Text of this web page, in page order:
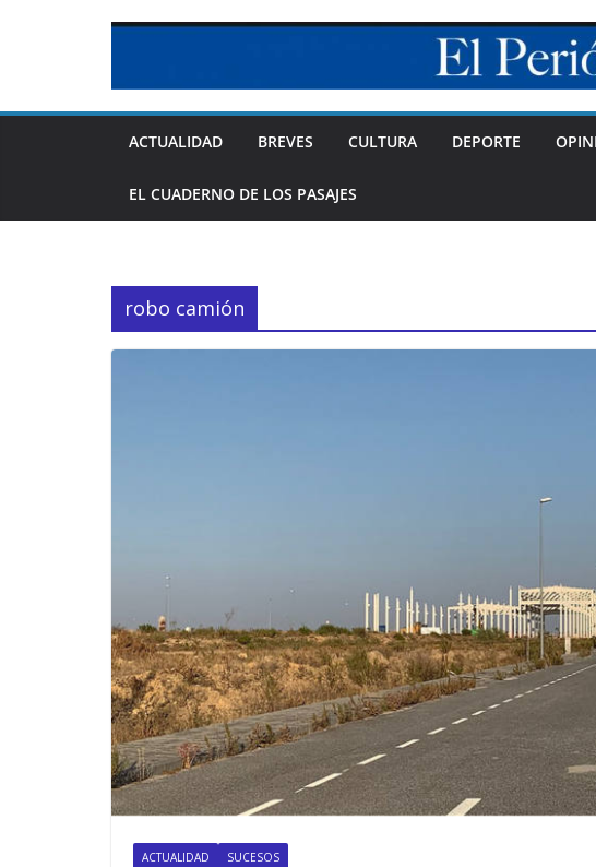
ACTUALIDAD BREVES CULTURA DEPORTE
EL CUADERNO DE LOS PASAJES
robo camión
ACTUALIDAD SUCESOS